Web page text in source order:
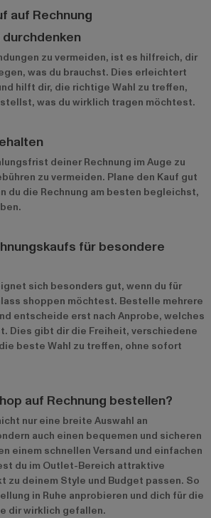
auf Rechnung
zu vermeiden, ist es hilfreich, dir
was du brauchst. Dies erleichtert
hilft dir, die richtige Wahl zu treffen,
was du wirklich tragen möchtest.
deiner Rechnung im Auge zu
zu vermeiden. Plane den Kauf gut
du die Rechnung am besten begleichst,
für besondere
sich besonders gut, wenn du für
shoppen möchtest. Bestelle mehrere
entscheide erst nach Anprobe, welches
Dies gibt dir die Freiheit, verschiedene
beste Wahl zu treffen, ohne sofort
auf Rechnung bestellen?
nur eine breite Auswahl an
auch einen bequemen und sicheren
einem schnellen Versand und einfachen
du im Outlet-Bereich attraktive
zu deinem Style und Budget passen. So
in Ruhe anprobieren und dich für die
dir wirklich gefallen.